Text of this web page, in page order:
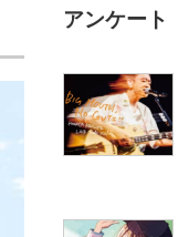
アンケート